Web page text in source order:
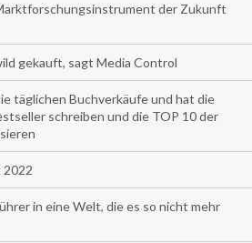
der Zukunft
gekauft, sagt Media Control
täglichen Buchverkäufe und hat die
schreiben und die TOP 10 der
2022
in eine Welt, die es so nicht mehr